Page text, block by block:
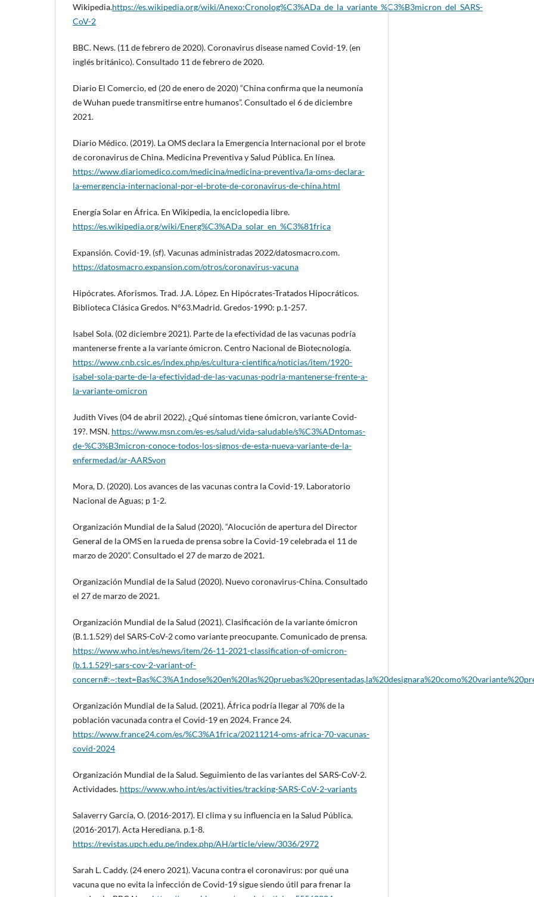
Wikipedia.https://es.wikipedia.org/wiki/Anexo:Cronolog%C3%ADa_de_la_variante_%C3%B3micron_del_SARS-
CoV-2
BBC. News. (11 de febrero de 2020). Coronavirus disease named Covid-19. (en
inglés británico). Consultado 11 de febrero de 2020.
Diario El Comercio, ed (20 de enero de 2020) “China confirma que la neumonía
de Wuhan puede transmitirse entre humanos”. Consultado el 6 de diciembre
2021.
Diario Médico. (2019). La OMS declara la Emergencia Internacional por el brote
de coronavirus de China. Medicina Preventiva y Salud Pública. En línea.
https://www.diariomedico.com/medicina/medicina-preventiva/la-oms-declara-
la-emergencia-internacional-por-el-brote-de-coronavirus-de-china.html
Energía Solar en África. En Wikipedia, la enciclopedia libre.
https://es.wikipedia.org/wiki/Energ%C3%ADa_solar_en_%C3%81frica
Expansión. Covid-19. (sf). Vacunas administradas 2022/datosmacro.com.
https://datosmacro.expansion.com/otros/coronavirus-vacuna
Hipócrates. Aforismos. Trad. J.A. López. En Hipócrates-Tratados Hipocráticos.
Biblioteca Clásica Gredos. N°63.Madrid. Gredos-1990: p.1-257.
Isabel Sola. (02 diciembre 2021). Parte de la efectividad de las vacunas podría
mantenerse frente a la variante ómicron. Centro Nacional de Biotecnología.
https://www.cnb.csic.es/index.php/es/cultura-cientifica/noticias/item/1920-
isabel-sola-parte-de-la-efectividad-de-las-vacunas-podria-mantenerse-frente-a-
la-variante-omicron
Judith Vives (04 de abril 2022). ¿Qué síntomas tiene ómicron, variante Covid-
19?. MSN. https://www.msn.com/es-es/salud/vida-saludable/s%C3%ADntomas-
de-%C3%B3micron-conoce-todos-los-signos-de-esta-nueva-variante-de-la-
enfermedad/ar-AARSvon
Mora, D. (2020). Los avances de las vacunas contra la Covid-19. Laboratorio
Nacional de Aguas; p 1-2.
Organización Mundial de la Salud (2020). “Alocución de apertura del Director
General de la OMS en la rueda de prensa sobre la Covid-19 celebrada el 11 de
marzo de 2020”. Consultado el 27 de marzo de 2021.
Organización Mundial de la Salud (2020). Nuevo coronavirus-China. Consultado
el 27 de marzo de 2021.
Organización Mundial de la Salud (2021). Clasificación de la variante ómicron
(B.1.1.529) del SARS-CoV-2 como variante preocupante. Comunicado de prensa.
https://www.who.int/es/news/item/26-11-2021-classification-of-omicron-
(b.1.1.529)-sars-cov-2-variant-of-
Organización Mundial de la Salud. (2021). África podría llegar al 70% de la
población vacunada contra el Covid-19 en 2024. France 24.
https://www.france24.com/es/%C3%A1frica/20211214-oms-africa-70-vacunas-
covid-2024
Organización Mundial de la Salud. Seguimiento de las variantes del SARS-CoV-2.
Actividades. https://www.who.int/es/activities/tracking-SARS-CoV-2-variants
Salaverry García, O. (2016-2017). El clima y su influencia en la Salud Pública.
(2016-2017). Acta Herediana. p.1-8.
https://revistas.upch.edu.pe/index.php/AH/article/view/3036/2972
Sarah L. Caddy. (24 enero 2021). Vacuna contra el coronavirus: por qué una
vacuna que no evita la infección de Covid-19 sigue siendo útil para frenar la